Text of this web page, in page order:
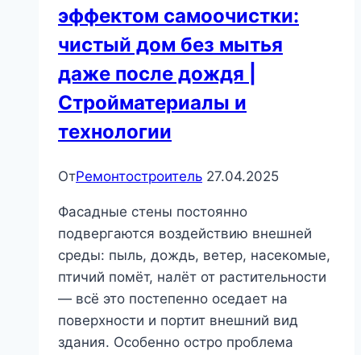
эффектом самоочистки:
чистый дом без мытья
даже после дождя |
Стройматериалы и
технологии
ОтРемонтостроитель 27.04.2025
Фасадные стены постоянно
подвергаются воздействию внешней
среды: пыль, дождь, ветер, насекомые,
птичий помёт, налёт от растительности
— всё это постепенно оседает на
поверхности и портит внешний вид
здания. Особенно остро проблема